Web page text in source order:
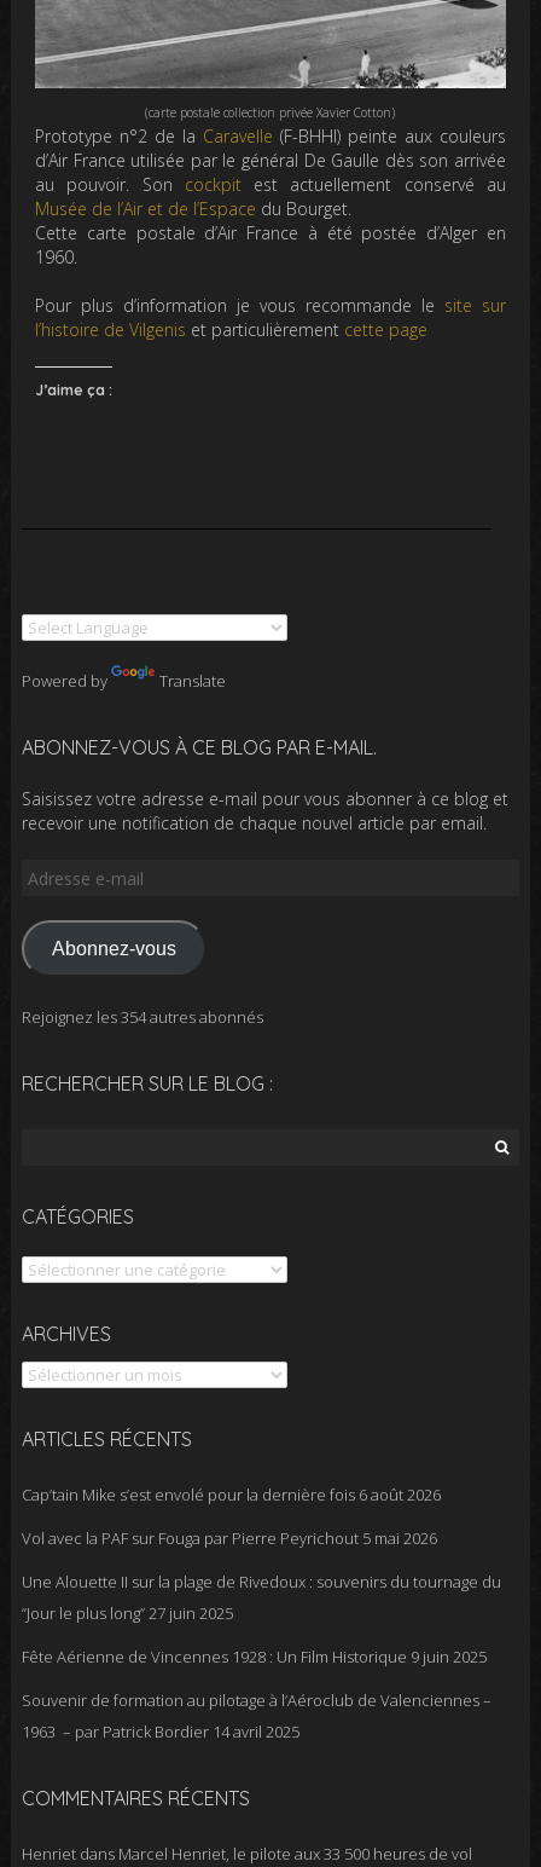
(carte postale collection privée Xavier Cotton)
Prototype n°2 de la Caravelle (F-BHHI) peinte aux couleurs
d’Air France utilisée par le général De Gaulle dès son arrivée
au pouvoir. Son cockpitest actuellement conservé au
Musée de l’Air et de l’Espace du Bourget.
Cette carte postale d’Air France à été postée d’Alger en
1960.
Pour plus d’information je vous recommande le site sur
l’histoire de Vilgenis et particulièrement cette page
J’aime ça :
Powered by Translate
ABONNEZ-VOUS À CE BLOG PAR E-MAIL.
Saisissez votre adresse e-mail pour vous abonner à ce blog et
recevoir une notification de chaque nouvel article par email.
Adresse
mail
Abonnez-vous
Rejoignez les 354 autres abonnés
RECHERCHER SUR LE BLOG :
CATÉGORIES
Catégories
ARCHIVES
Archives
ARTICLES RÉCENTS
Cap’tain Mike s’est envolé pour la dernière fois 6 août 2026
Vol avec la PAF sur Fouga par Pierre Peyrichout 5 mai 2026
Une Alouette II sur la plage de Rivedoux : souvenirs du tournage du
“Jour le plus long”27 juin 2025
Fête Aérienne de Vincennes 1928 : Un Film Historique 9 juin 2025
Souvenir de formation au pilotage à l’Aéroclub de Valenciennes –
1963 – par Patrick Bordier 14 avril 2025
COMMENTAIRES RÉCENTS
Henrietdans Marcel Henriet, le pilote aux 33 500 heures de vol